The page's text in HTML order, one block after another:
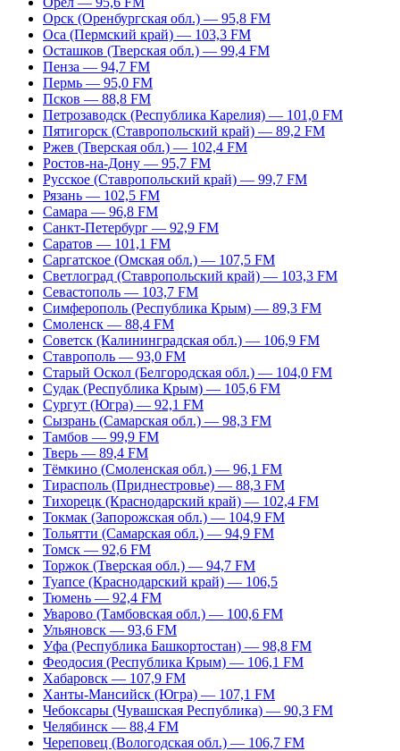
Орск (Оренбургская обл.) — 95,8 FM
Оса (Пермский край) — 103,3 FM
Осташков (Тверская обл.) — 99,4 FM
Пенза — 94,7 FM
Пермь — 95,0 FM
Псков — 88,8 FM
Петрозаводск (Республика Карелия) — 101,0 FM
Пятигорск (Ставропольский край) — 89,2 FM
Ржев (Тверская обл.) — 102,4 FM
Ростов-на-Дону — 95,7 FM
Русское (Ставропольский край) — 99,7 FM
Рязань — 102,5 FM
Самара — 96,8 FM
Санкт-Петербург — 92,9 FM
Саратов — 101,1 FM
Саргатское (Омская обл.) — 107,5 FM
Светлоград (Ставропольский край) — 103,3 FM
Севастополь — 103,7 FM
Симферополь (Республика Крым) — 89,3 FM
Смоленск — 88,4 FM
Советск (Калининградская обл.) — 106,9 FM
Ставрополь — 93,0 FM
Старый Оскол (Белгородская обл.) — 104,0 FM
Судак (Республика Крым) — 105,6 FM
Сургут (Югра) — 92,1 FM
Сызрань (Самарская обл.) — 98,3 FM
Тамбов — 99,9 FM
Тверь — 89,4 FM
Тёмкино (Смоленская обл.) — 96,1 FM
Тирасполь (Приднестровье) — 88,3 FM
Тихорецк (Краснодарский край) — 102,4 FM
Токмак (Запорожская обл.) — 104,9 FM
Тольятти (Самарская обл.) — 94,9 FM
Томск — 92,6 FM
Торжок (Тверская обл.) — 94,7 FM
Туапсе (Краснодарский край) — 106,5
Тюмень — 92,4 FM
Уварово (Тамбовская обл.) — 100,6 FM
Ульяновск — 93,6 FM
Уфа (Республика Башкортостан) — 98,8 FM
Феодосия (Республика Крым) — 106,1 FM
Хабаровск — 107,9 FM
Ханты-Мансийск (Югра) — 107,1 FM
Чебоксары (Чувашская Республика) — 90,3 FM
Челябинск — 88,4 FM
Череповец (Вологодская обл.) — 106,7 FM